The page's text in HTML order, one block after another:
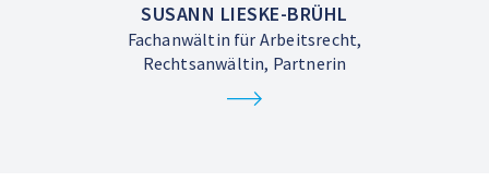
SUSANN LIESKE-BRÜHL
Fachanwältin für Arbeitsrecht,
Rechtsanwältin, Partnerin